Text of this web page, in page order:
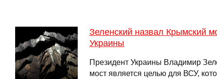
Зеленский назвал Крымский
Украины
Президент Украины Владимир
мост является целью для ВСУ,